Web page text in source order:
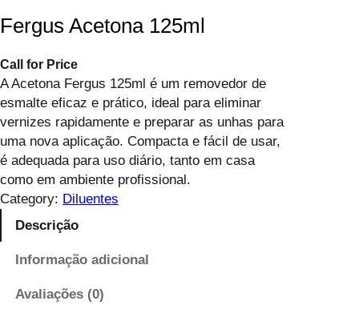
Fergus Acetona 125ml
Call for Price
A Acetona Fergus 125ml é um removedor de
esmalte eficaz e prático, ideal para eliminar
vernizes rapidamente e preparar as unhas para
uma nova aplicação. Compacta e fácil de usar,
é adequada para uso diário, tanto em casa
como em ambiente profissional.
Category: Diluentes
Descrição
Informação adicional
Avaliações (0)